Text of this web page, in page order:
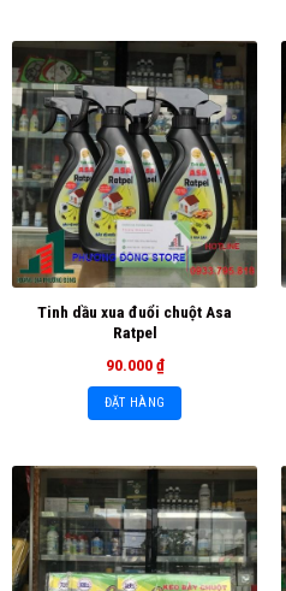
Tinh dầu xua đuổi chuột Asa
Ratpel
90.000₫
ĐẶT HÀNG